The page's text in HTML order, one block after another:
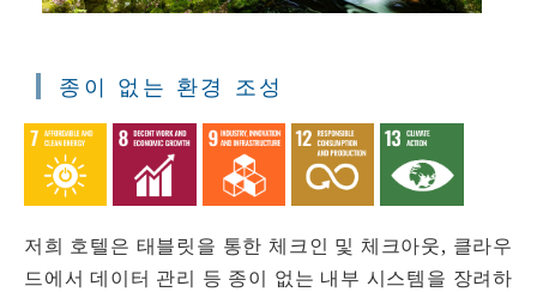
종이 없는 환경 조성
저희 호텔은 태블릿을 통한 체크인 및 체크아웃, 클라우
드에서 데이터 관리 등 종이 없는 내부 시스템을 장려하